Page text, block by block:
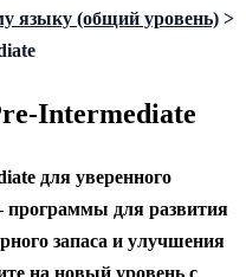
языку (общий уровень) >
Intermediate
для уверенного
программы для развития
запаса и улучшения
на новый уровень с